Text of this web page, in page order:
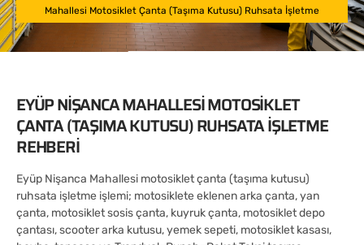
Mahallesi Motosiklet Çanta (Taşıma Kutusu) Ruhsata İşletme
EYÜP NIŞANCA MAHALLESI MOTOSIKLET
ÇANTA (TAŞIMA KUTUSU) RUHSATA İŞLETME
REHBERI
Eyüp Nişanca Mahallesi motosiklet çanta (taşıma kutusu)
ruhsata işletme işlemi; motosiklete eklenen arka çanta, yan
çanta, motosiklet sosis çanta, kuyruk çanta, motosiklet depo
çantası, scooter arka kutusu, yemek sepeti, motosiklet kasası,